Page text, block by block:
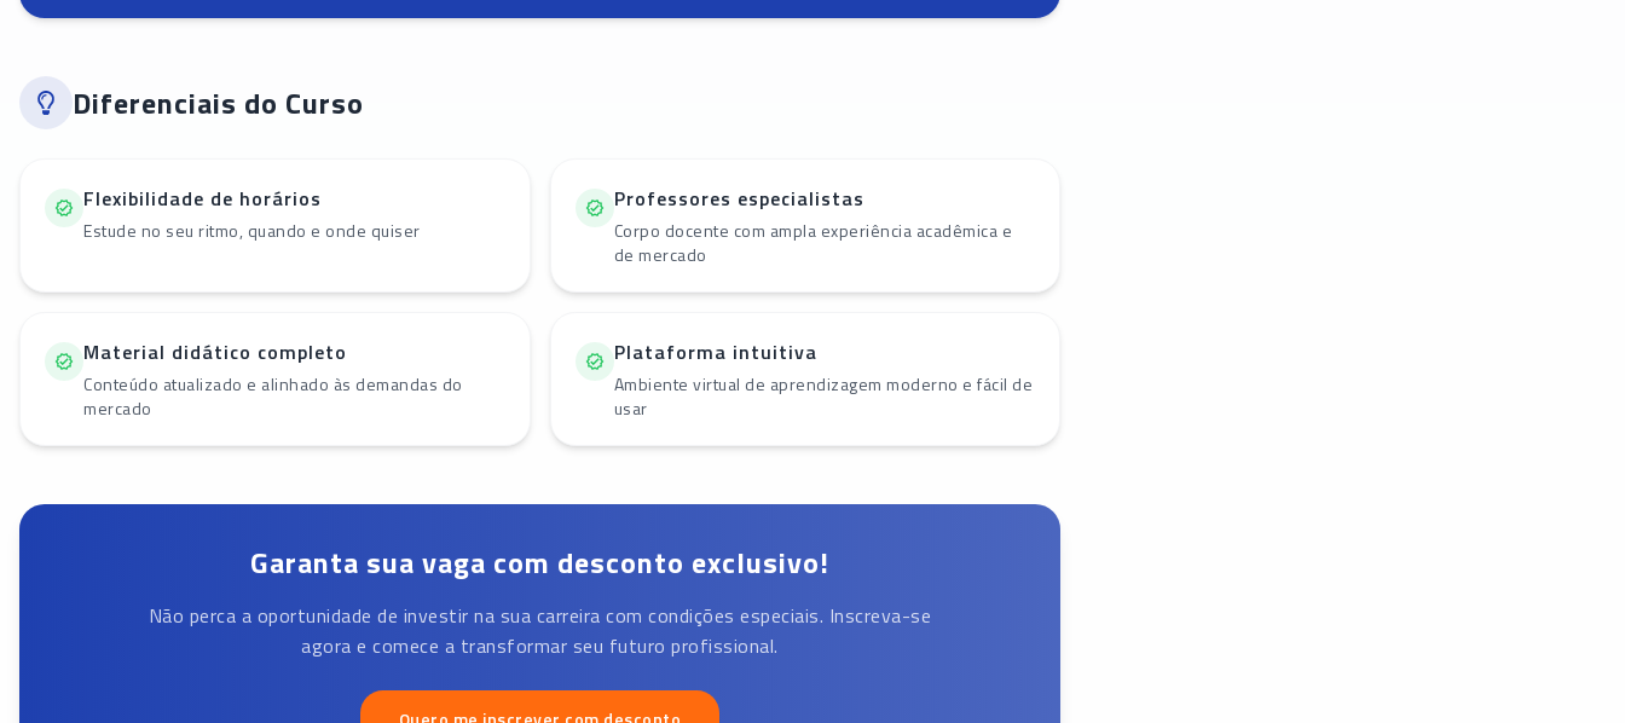
Diferenciais do Curso
Flexibilidade de horários
Estude no seu ritmo, quando e onde quiser
Professores especialistas
Corpo docente com ampla experiência acadêmica e
de mercado
Material didático completo
Conteúdo atualizado e alinhado às demandas do
mercado
Plataforma intuitiva
Ambiente virtual de aprendizagem moderno e fácil de
usar
Garanta sua vaga com desconto exclusivo!
Não perca a oportunidade de investir na sua carreira com condições especiais. Inscreva-se
agora e comece a transformar seu futuro profissional.